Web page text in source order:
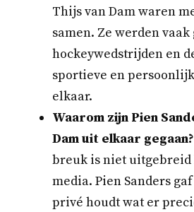
Thijs van Dam waren
samen. Ze werden
hockeywedstrijden en
sportieve en
elkaar.
Waarom zijn Pien
Dam uit elkaar gegaan?
breuk is niet uitgebreid
media. Pien Sanders
privé houdt wat er